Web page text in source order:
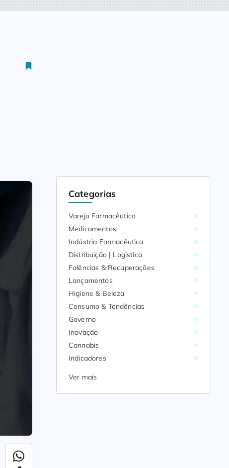
Categorias
Varejo Farmacêutico
Medicamentos
Indústria Farmacêutica
Distribuição | Logística
Falências & Recuperações
Lançamentos
Higiene & Beleza
Consumo & Tendências
Governo
Inovação
Cannabis
Indicadores
Ver mais